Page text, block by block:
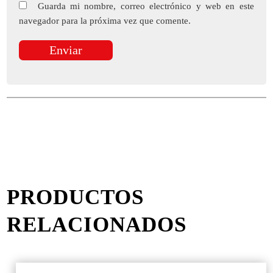
Guarda mi nombre, correo electrónico y web en este
navegador para la próxima vez que comente.
PRODUCTOS
RELACIONADOS